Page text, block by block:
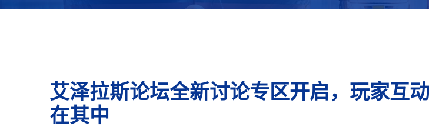
艾泽拉斯论坛全新讨论专区开启，玩家互
在其中